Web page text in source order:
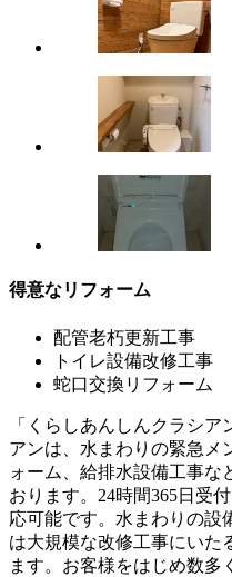
得意なリフォーム
配管老朽更新工事
トイレ設備改修工事
蛇口交換リフォーム
「くらしあんしんクラシ
アンは、水まわりの緊急メ
ォーム、給排水設備工事な
おります。24時間365日受
応可能です。水まわりの設
は大規模な改修工事にいた
ます。お客様をはじめ数多